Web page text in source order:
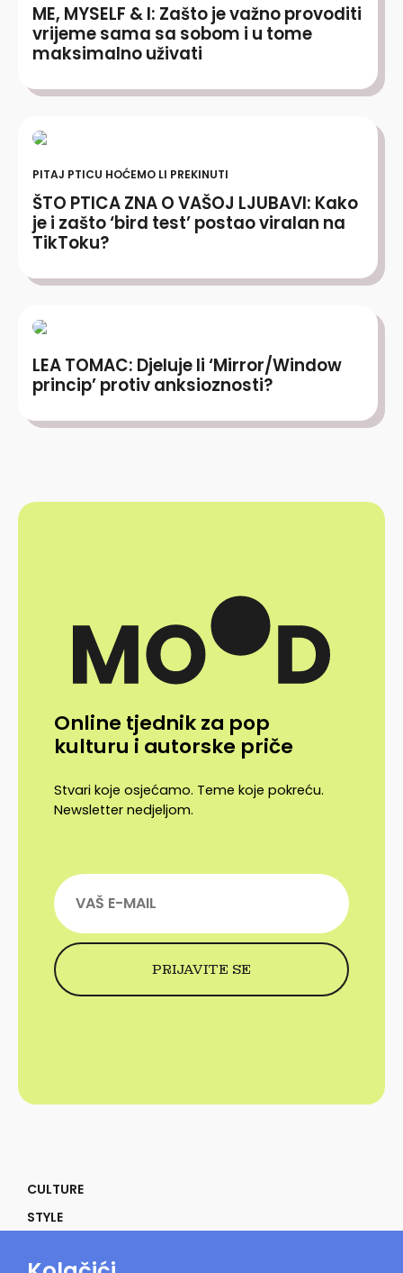
ME, MYSELF & I: Zašto je važno provoditi
vrijeme sama sa sobom i u tome
maksimalno uživati
PITAJ PTICU HOĆEMO LI PREKINUTI
ŠTO PTICA ZNA O VAŠOJ LJUBAVI: Kako
je i zašto ‘bird test’ postao viralan na
TikToku?
LEA TOMAC: Djeluje li ‘Mirror/Window
princip’ protiv anksioznosti?
Online tjednik za pop
kulturu i autorske priče
Stvari koje osjećamo. Teme koje pokreću.
Newsletter nedjeljom.
CULTURE
STYLE